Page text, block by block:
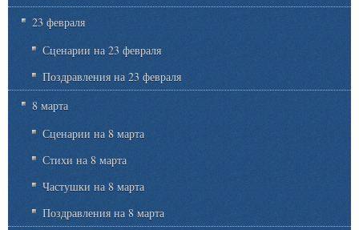
23 февраля
Сценарии на 23 февраля
Поздравления на 23 февраля
8 марта
Сценарии на 8 марта
Стихи на 8 марта
Частушки на 8 марта
Поздравления на 8 марта